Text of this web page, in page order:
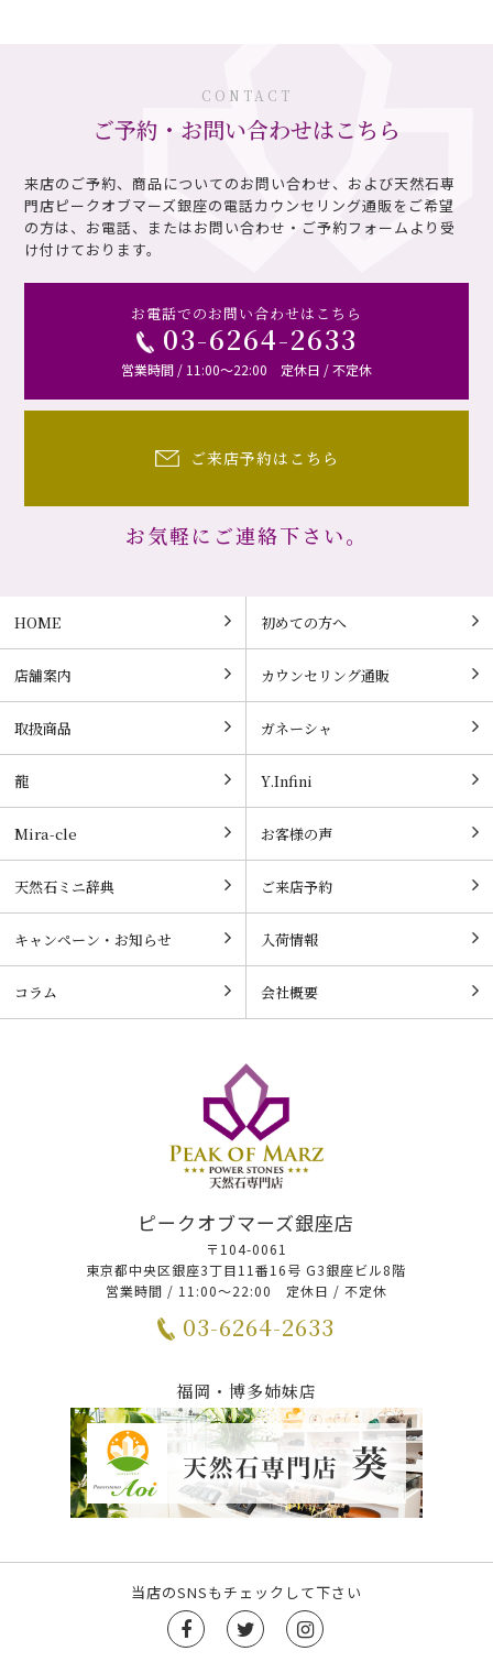
CONTACT
ご予約・お問い合わせはこちら
来店のご予約、商品についてのお問い合わせ、および天然石専
門店ピークオブマーズ銀座の電話カウンセリング通販を ご希望
の方は、お電話、またはお問い合わせ・ご予約フォームより受
け付けております。
お電話でのお問い合わせはこちら
03-6264-2633
営業時間 / 11:00～22:00 定休日 / 不定休
ご来店予約はこちら
お気軽にご連絡下さい。
HOME 初めての方へ
店舗案内 カウンセリング通販
取扱商品 ガネーシャ
龍 Y.Infini
Mira-cle お客様の声
天然石ミニ辞典 ご来店予約
キャンペーン・お知らせ 入荷情報
コラム 会社概要
ピークオブマーズ銀座店
〒104-0061
東京都中央区銀座3丁目11番16号 G3銀座ビル8階
営業時間 / 11:00～22:00 定休日 / 不定休
03-6264-2633
福岡・博多姉妹店
当店のSNSもチェックして下さい